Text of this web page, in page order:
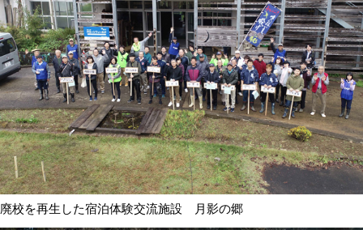
廃校を再生した宿泊体験交流施設 月影の郷